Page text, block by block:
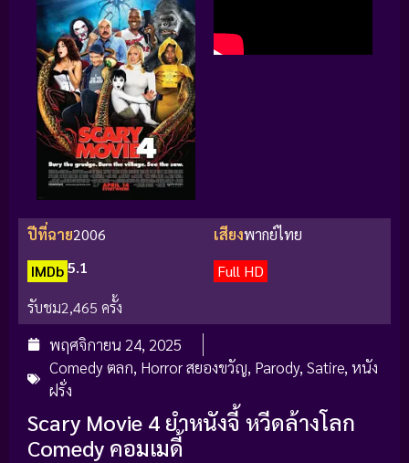
ปีที่ฉาย2006 เสียงพากย์ไทย
IMDb5.1
Full HD
รับชม2,465 ครั้ง
พฤศจิกายน 24, 2025
Comedy ตลก, Horror สยองขวัญ, Parody, Satire, หนัง
ฝรั่ง
Scary Movie 4 ยำหนังจี้ หวีดล้างโลก
Comedy คอมเมดี้